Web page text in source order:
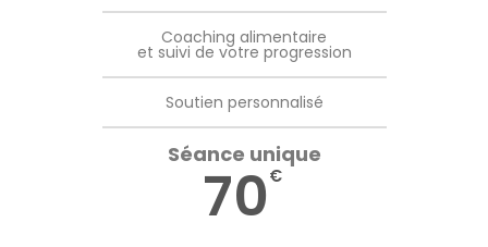
Coaching alimentaire
et suivi de votre progression
Soutien personnalisé
Séance unique
70€